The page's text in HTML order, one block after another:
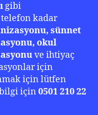
gibi
kadar
sünnet
okul
ve ihtiyaç
için
için lütfen
için 0501 210 22